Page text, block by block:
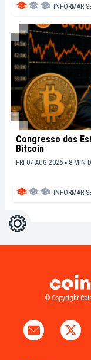
INFORMAR-
Congresso dos
Bitcoin
FRI 07 AUG 2026 ▪ 8 MIN
INFORMAR-
Configurações
© Copyright